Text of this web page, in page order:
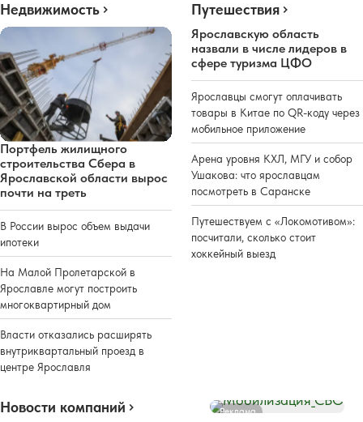
Недвижимость
Портфель жилищного
строительства Сбера в
Ярославской области вырос
почти на треть
В России вырос объем выдачи
ипотеки
На Малой Пролетарской в
Ярославле могут построить
многоквартирный дом
Власти отказались расширять
внутриквартальный проезд в
центре Ярославля
Путешествия
Ярославскую область
назвали в числе лидеров в
сфере туризма ЦФО
Ярославцы смогут оплачивать
товары в Китае по QR-коду через
мобильное приложение
Арена уровня КХЛ, МГУ и собор
Ушакова: что ярославцам
посмотреть в Саранске
Путешествуем с «Локомотивом»:
посчитали, сколько стоит
хоккейный выезд
Новости компаний Реклама